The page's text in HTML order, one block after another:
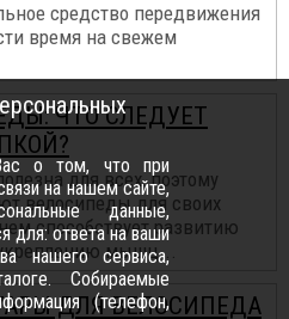
средство передвижения
время на свежем
ЧТО СЛЕДУЕТ
для всех, поэтому
велосипеды для своих
способствует развитию
мышц...
ДЛЯ ВЕЛОСИПЕДА
о том, что при
на нашем сайте,
данные,
для: ответа на ваши
нашего сервиса,
Собираемые
(телефон,